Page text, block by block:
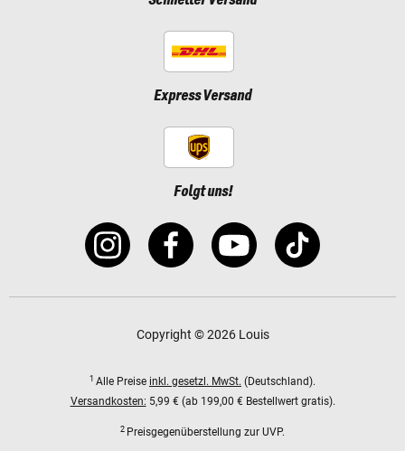
Express Versand
Folgt uns!
Copyright © 2026 Louis
1 Alle Preise inkl. gesetzl. MwSt. (Deutschland).
Versandkosten: 5,99 € (ab 199,00 € Bestellwert gratis).
2 Preisgegenüberstellung zur UVP.